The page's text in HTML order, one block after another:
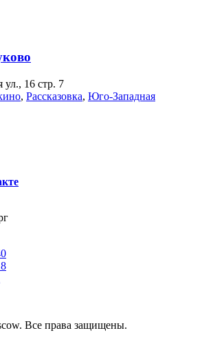
ул., 16 стр. 7
, Рассказовка, Юго-Западная
Все права защищены.